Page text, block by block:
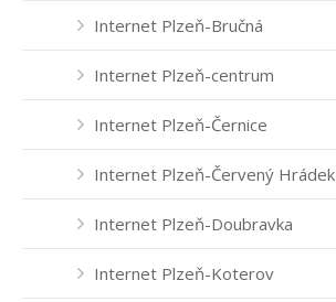
Internet Plzeň-Bručná
Internet Plzeň-centrum
Internet Plzeň-Černice
Internet Plzeň-Červený Hrádek
Internet Plzeň-Doubravka
Internet Plzeň-Koterov